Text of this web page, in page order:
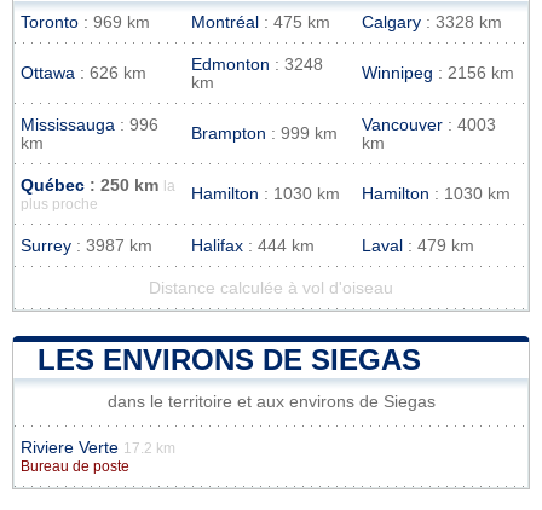
Toronto : 969 km Montréal : 475 km Calgary : 3328 km
Ottawa : 626 km Edmonton : 3248
km
Winnipeg : 2156 km
Mississauga : 996
km
Brampton : 999 km Vancouver : 4003
km
Québec : 250 km
la
plus proche
Hamilton : 1030 km Hamilton : 1030 km
Surrey : 3987 km Halifax : 444 km Laval : 479 km
Distance calculée à vol d'oiseau
LES ENVIRONS DE SIEGAS
dans le territoire et aux environs de Siegas
Riviere Verte 17.2 km
Bureau de poste